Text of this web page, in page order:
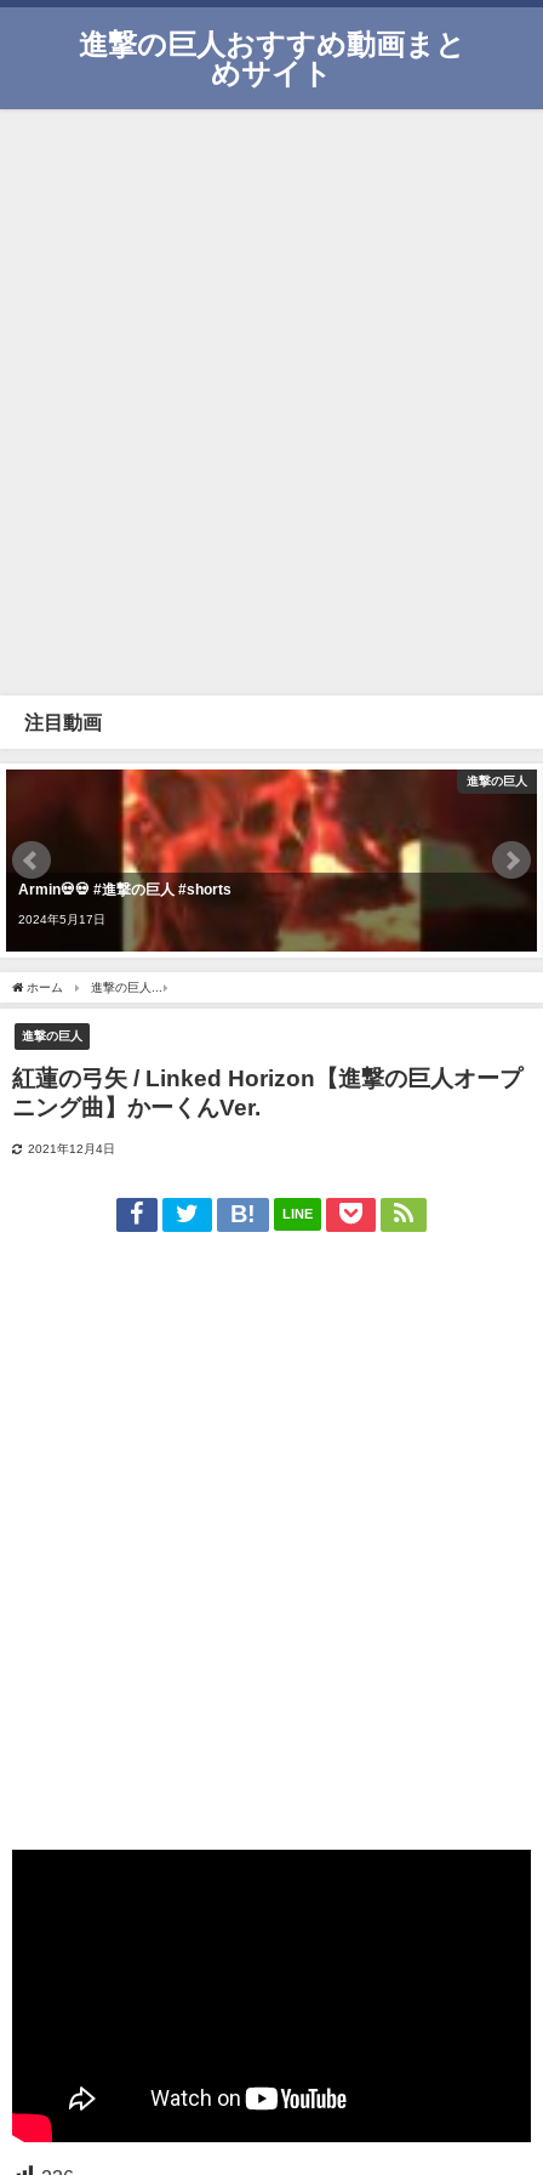
進撃の巨人おすすめ動画まと
めサイト
注目動画
進撃の巨人
Armin💀💀 #進撃の巨人 #shorts
2024年5月17日
ホーム 進撃の巨人
進撃の巨人
紅蓮の弓矢 / Linked Horizon【進撃の巨人オープ
ニング曲】かーくんVer.
2021年12月4日
LINE